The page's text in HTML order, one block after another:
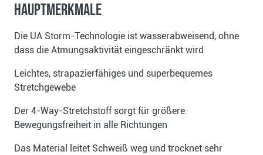
Hauptmerkmale
Die UA Storm-Technologie ist wasserabweisend, ohne
dass die Atmungsaktivität eingeschränkt wird
Leichtes, strapazierfähiges und superbequemes
Stretchgewebe
Der 4-Way-Stretchstoff sorgt für größere
Bewegungsfreiheit in alle Richtungen
Das Material leitet Schweiß weg und trocknet sehr